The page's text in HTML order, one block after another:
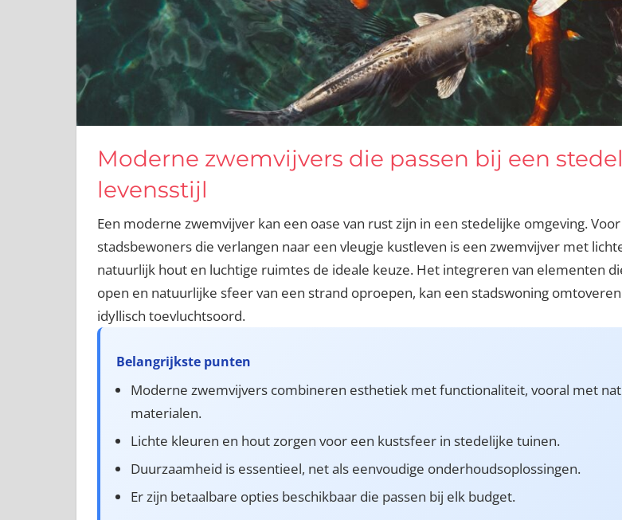
Moderne zwemvijvers die passen bij een
levensstijl
Een moderne zwemvijver kan een oase van rust zijn in een stedelijke omgeving. Voor
stadsbewoners die verlangen naar een vleugje kustleven is een zwemvijver met
natuurlijk hout en luchtige ruimtes de ideale keuze. Het integreren van elementen
open en natuurlijke sfeer van een strand oproepen, kan een stadswoning
idyllisch toevluchtsoord.
Belangrijkste punten
Moderne zwemvijvers combineren esthetiek met functionaliteit, vooral met
materialen.
Lichte kleuren en hout zorgen voor een kustsfeer in stedelijke tuinen.
Duurzaamheid is essentieel, net als eenvoudige onderhoudsoplossingen.
Er zijn betaalbare opties beschikbaar die passen bij elk budget.